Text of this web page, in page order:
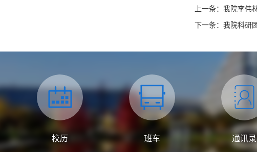
上一条：我院李伟
下一条：我院科研
校历 班车 通讯录